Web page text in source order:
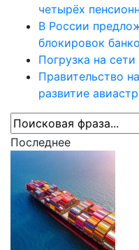
четырёх
В России
блокировок
Погрузка на
Правительство
развитие
Последнее